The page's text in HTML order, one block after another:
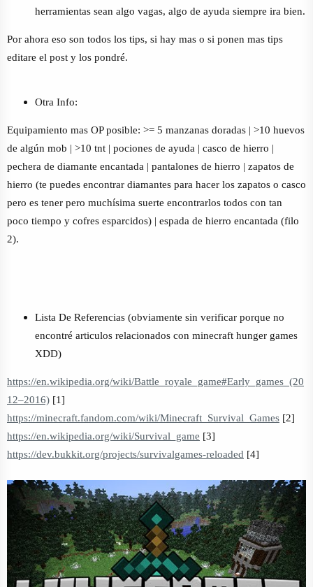
herramientas sean algo vagas, algo de ayuda siempre ira bien.
Por ahora eso son todos los tips, si hay mas o si ponen mas tips
editare el post y los pondré.
Otra Info:
Equipamiento mas OP posible: >= 5 manzanas doradas | >10 huevos
de algún mob | >10 tnt | pociones de ayuda | casco de hierro |
pechera de diamante encantada | pantalones de hierro | zapatos de
hierro (te puedes encontrar diamantes para hacer los zapatos o casco
pero es tener pero muchísima suerte encontrarlos todos con tan
poco tiempo y cofres esparcidos) | espada de hierro encantada (filo
2).
Lista De Referencias (obviamente sin verificar porque no
encontré articulos relacionados con minecraft hunger games
XDD)
https://en.wikipedia.org/wiki/Battle_royale_game#Early_games_(20
12–2016) [1]
https://minecraft.fandom.com/wiki/Minecraft_Survival_Games [2]
https://en.wikipedia.org/wiki/Survival_game [3]
https://dev.bukkit.org/projects/survivalgames-reloaded [4]